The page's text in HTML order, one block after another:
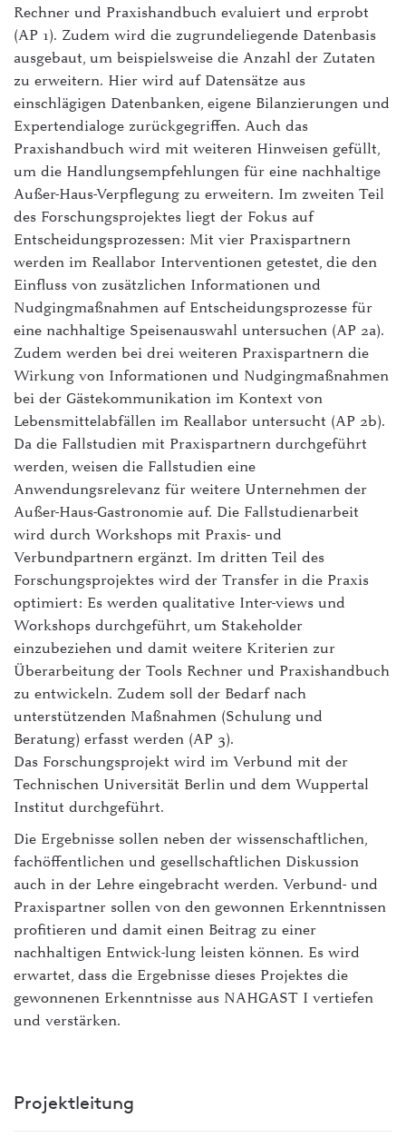
Rechner und Praxishandbuch evaluiert und erprobt
(AP 1). Zudem wird die zugrundeliegende Datenbasis
ausgebaut, um beispielsweise die Anzahl der Zutaten
zu erweitern. Hier wird auf Datensätze aus
einschlägigen Datenbanken, eigene Bilanzierungen und
Expertendialoge zurückgegriffen. Auch das
Praxishandbuch wird mit weiteren Hinweisen gefüllt,
um die Handlungsempfehlungen für eine nachhaltige
Außer-Haus-Verpflegung zu erweitern. Im zweiten Teil
des Forschungsprojektes liegt der Fokus auf
Entscheidungsprozessen: Mit vier Praxispartnern
werden im Reallabor Interventionen getestet, die den
Einfluss von zusätzlichen Informationen und
Nudgingmaßnahmen auf Entscheidungsprozesse für
eine nachhaltige Speisenauswahl untersuchen (AP 2a).
Zudem werden bei drei weiteren Praxispartnern die
Wirkung von Informationen und Nudgingmaßnahmen
bei der Gästekommunikation im Kontext von
Lebensmittelabfällen im Reallabor untersucht (AP 2b).
Da die Fallstudien mit Praxispartnern durchgeführt
werden, weisen die Fallstudien eine
Anwendungsrelevanz für weitere Unternehmen der
Außer-Haus-Gastronomie auf. Die Fallstudienarbeit
wird durch Workshops mit Praxis- und
Verbundpartnern ergänzt. Im dritten Teil des
Forschungsprojektes wird der Transfer in die Praxis
optimiert: Es werden qualitative Inter-views und
Workshops durchgeführt, um Stakeholder
einzubeziehen und damit weitere Kriterien zur
Überarbeitung der Tools Rechner und Praxishandbuch
zu entwickeln. Zudem soll der Bedarf nach
unterstützenden Maßnahmen (Schulung und
Beratung) erfasst werden (AP 3).
Das Forschungsprojekt wird im Verbund mit der
Technischen Universität Berlin und dem Wuppertal
Institut durchgeführt.
Die Ergebnisse sollen neben der wissenschaftlichen,
fachöffentlichen und gesellschaftlichen Diskussion
auch in der Lehre eingebracht werden. Verbund- und
Praxispartner sollen von den gewonnen Erkenntnissen
profitieren und damit einen Beitrag zu einer
nachhaltigen Entwick-lung leisten können. Es wird
erwartet, dass die Ergebnisse dieses Projektes die
gewonnenen Erkenntnisse aus NAHGAST I vertiefen
und verstärken.
Projektleitung